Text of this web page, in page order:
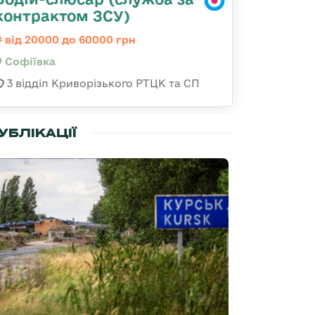
ЗСУ)
від 20000 до 60000 грн
Софіївка
3 відділ Криворізького РТЦК та СП